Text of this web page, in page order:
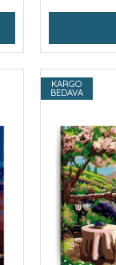
KARGO
BEDAVA